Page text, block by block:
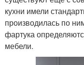
кухни имели
производилась по
фартука
мебели.